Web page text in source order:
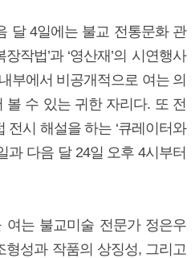
달 4일에는 불교 전통문화 관
작법’과 ‘영산재’의 시연행사
부에서 비공개적으로 여는 의
볼 수 있는 귀한 자리다. 또 전
전시 해설을 하는 ‘큐레이터와
과 다음 달 24일 오후 4시부터
는 불교미술 전문가 정은우
형성과 작품의 상징성, 그리고